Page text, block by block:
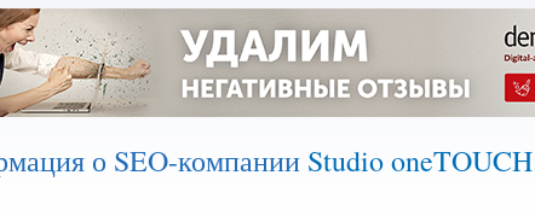
о SEO-компании Studio oneTOUCH